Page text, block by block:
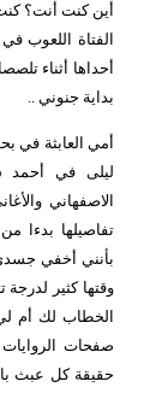
أين كنت أنت؟ كنت
الفتاة اللعوب
أحداها أثناء
بداية جنوني ..
أمي العابثة في
ليلى في أحمد
الاصفهاني
تفاصيلها بدءا
بأنني أخفي
وقتها كثير
الخطاب لك أم
صفحات
حقيقة كل عبث